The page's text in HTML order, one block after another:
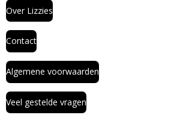
Over Lizzies
Contact
Algemene voorwaarden
Veel gestelde vragen